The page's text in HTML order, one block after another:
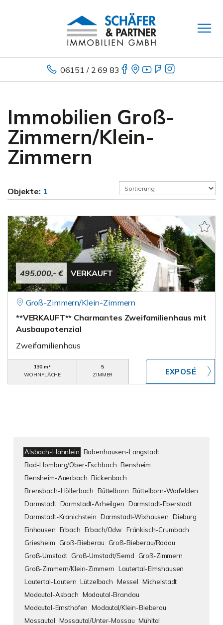
06151 / 2 69 83
Immobilien Groß-
Zimmern/Klein-
Zimmern
Objekte: 1
495.000,- € VERKAUFT
Groß-Zimmern/Klein-Zimmern
**VERKAUFT** Charmantes Zweifamilienhaus mit
Ausbaupotenzial
Zweifamilienhaus
130 m²
WOHNFLÄCHE
5
ZIMMER
Alsbach-Hähnlein Babenhausen-Langstadt
Bad-Homburg/Ober-Eschbach Bensheim
Bensheim-Auerbach Bickenbach
Brensbach-Höllerbach Büttelborn Büttelborn-Worfelden
Darmstadt Darmstadt-Arheilgen Darmstadt-Eberstadt
Darmstadt-Kranichstein Darmstadt-Wixhausen Dieburg
Einhausen Erbach Erbach/Odw.
Fränkisch-Crumbach
Griesheim
Groß-Bieberau
Groß-Bieberau/Rodau
Groß-Umstadt Groß-Umstadt/Semd
Groß-Zimmern
Groß-Zimmern/Klein-Zimmern Lautertal-Elmshausen
Lautertal-Lautern Lützelbach Messel Michelstadt
Modautal-Asbach Modautal-Brandau
Modautal-Ernsthofen Modautal/Klein-Bieberau
Mossautal Mossautal/Unter-Mossau Mühltal